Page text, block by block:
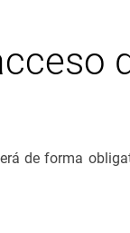
de forma